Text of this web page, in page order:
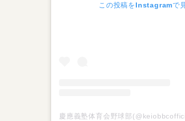
この投稿をInstagramで